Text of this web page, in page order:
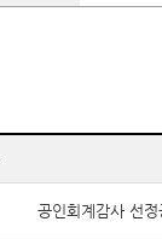
공인회계감사 선정